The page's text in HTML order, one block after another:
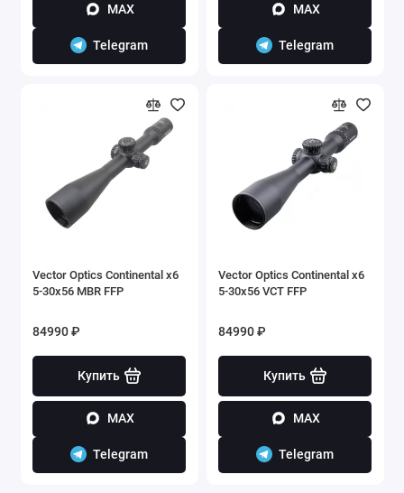
MAX
Telegram
MAX
Telegram
Vector Optics Continental x6
5-30x56 MBR FFP
84990 ₽
Купить
MAX
Telegram
Vector Optics Continental x6
5-30x56 VCT FFP
84990 ₽
Купить
MAX
Telegram